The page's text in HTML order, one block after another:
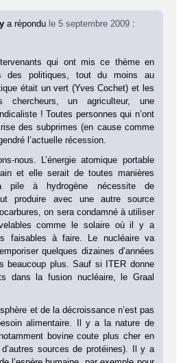
a répondu le 5 septembre 2009 :
qui ont mis ce thème en
des politiques, tout du moins au
était un vert (Yves Cochet) et les
chercheurs, un agriculteur, une
! Toutes personnes qui n’ont
des subprimes (en cause comme
l’actuelle récession.
nous. L’énergie atomique portable
et elle serait de toutes manières
pile à hydrogène nécessite de
produire avec une autre source
on sera condamné à utiliser
comme le solaire où il y a
faisables à faire. Le nucléaire va
quelques dizaines d’années
beaucoup plus. Sauf si ITER donne
dans la fusion nucléaire, le Graal
et de la décroissance n’est pas
alimentaire. Il y a la nature de
bovine coute plus cher en
sources de protéines). Il y a